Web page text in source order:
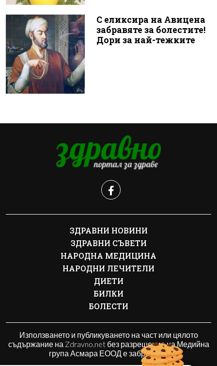
С еликсира на Авицена
забравяте за болестите!
Дори за най-тежките
ЗДРАВНИ НОВИНИ
ЗДРАВНИ СЪВЕТИ
НАРОДНА МЕДИЦИНА
НАРОДНИ ЛЕЧИТЕЛИ
ДИЕТИ
БИЛКИ
БОЛЕСТИ
Използването и публикуването на част или цялото
съдържание на Zdravno.net без разрешение на Медийна
група Асмара ЕООД е забранено.